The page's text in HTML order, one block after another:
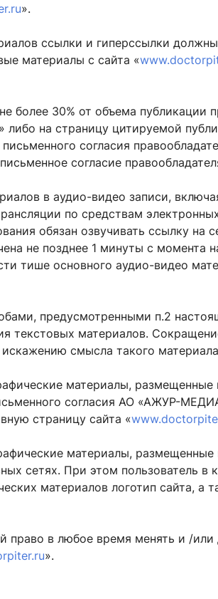
».
ссылки и гиперссылки
материалы с сайта «
более 30% от объема публикации
» либо на страницу цитируемой
согласия
согласие
в аудио-видео записи,
по средствам
обязан озвучивать ссылку на
не позднее 1 минуты с момента
тише основного аудио-видео
предусмотренными п.2
текстовых материалов.
смысла такого
материалы, размещенные
согласия АО «АЖУР-
страницу сайта «
материалы, размещенные
сетях. При этом пользователь
материалов логотип сайта, а
в любое время менять и /
».